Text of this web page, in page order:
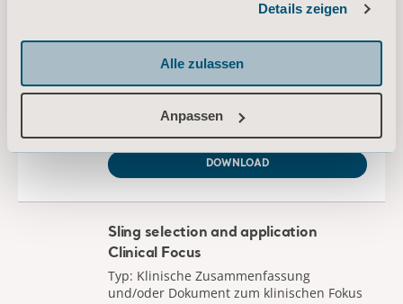
Details zeigen
Alle zulassen
Anpassen
DOWNLOAD
Sling selection and application
Clinical Focus
Typ: Klinische Zusammenfassung
und/oder Dokument zum klinischen Fokus